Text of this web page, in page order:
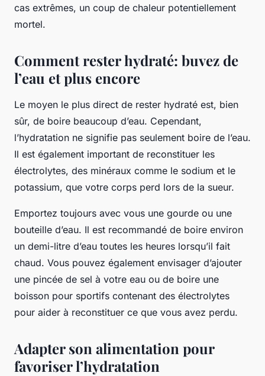
cas extrêmes, un coup de chaleur potentiellement
mortel.
Comment rester hydraté: buvez de
l’eau et plus encore
Le moyen le plus direct de rester hydraté est, bien
sûr, de boire beaucoup d’eau. Cependant,
l’hydratation ne signifie pas seulement boire de l’eau.
Il est également important de reconstituer les
électrolytes, des minéraux comme le sodium et le
potassium, que votre corps perd lors de la sueur.
Emportez toujours avec vous une gourde ou une
bouteille d’eau. Il est recommandé de boire environ
un demi-litre d’eau toutes les heures lorsqu’il fait
chaud. Vous pouvez également envisager d’ajouter
une pincée de sel à votre eau ou de boire une
boisson pour sportifs contenant des électrolytes
pour aider à reconstituer ce que vous avez perdu.
Adapter son alimentation pour
favoriser l’hydratation